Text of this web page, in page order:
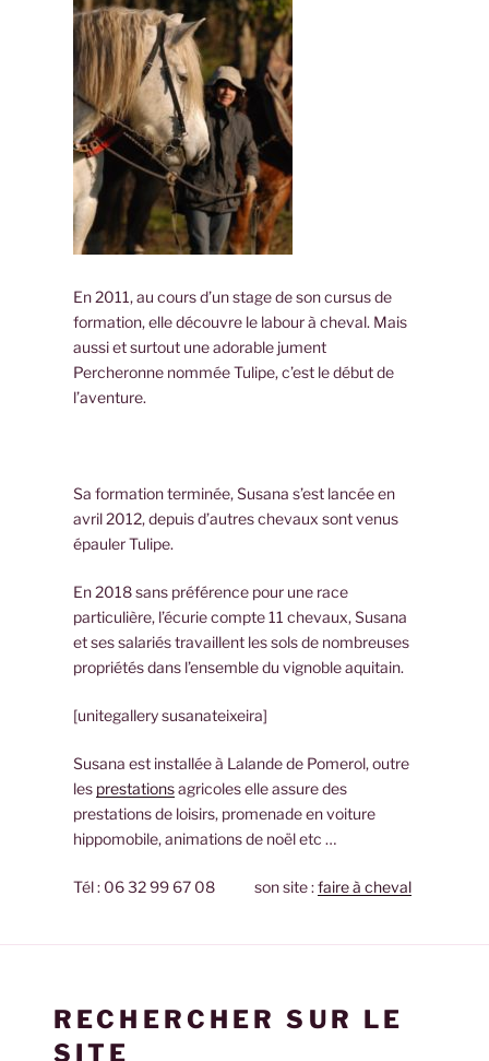
En 2011, au cours d’un stage de son cursus de
formation, elle découvre le labour à cheval. Mais
aussi et surtout une adorable jument
Percheronne nommée Tulipe, c’est le début de
l’aventure.
Sa formation terminée, Susana s’est lancée en
avril 2012, depuis d’autres chevaux sont venus
épauler Tulipe.
En 2018 sans préférence pour une race
particulière, l’écurie compte 11 chevaux, Susana
et ses salariés travaillent les sols de nombreuses
propriétés dans l’ensemble du vignoble aquitain.
[unitegallery susanateixeira]
Susana est installée à Lalande de Pomerol, outre
les prestationsagricoles elle assure des
prestations de loisirs, promenade en voiture
hippomobile, animations de noël etc …
Tél : 06 32 99 67 08 son site :faire à cheval
RECHERCHER SUR LE
SITE